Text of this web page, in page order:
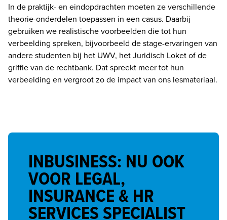
In de praktijk- en eindopdrachten moeten ze verschillende
theorie-onderdelen toepassen in een casus. Daarbij
gebruiken we realistische voorbeelden die tot hun
verbeelding spreken, bijvoorbeeld de stage-ervaringen van
andere studenten bij het UWV, het Juridisch Loket of de
griffie van de rechtbank. Dat spreekt meer tot hun
verbeelding en vergroot zo de impact van ons lesmateriaal.
INBUSINESS: NU OOK
VOOR LEGAL,
INSURANCE & HR
SERVICES SPECIALIST